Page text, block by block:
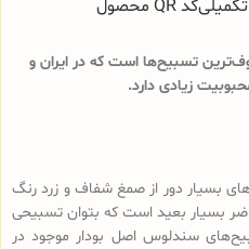
کد QR محصول
تسبیح‌ها است که در ایران و
زیادی دارد.
بسیار دور از صمغ شفاف و زرد رنگ
بسیار بعید است که بتوان تسبیحی
سندلوس‌ اصل بودار موجود در